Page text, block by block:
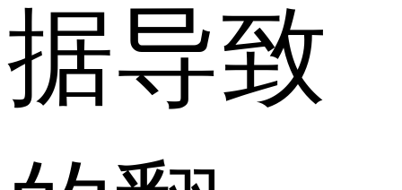
据导致